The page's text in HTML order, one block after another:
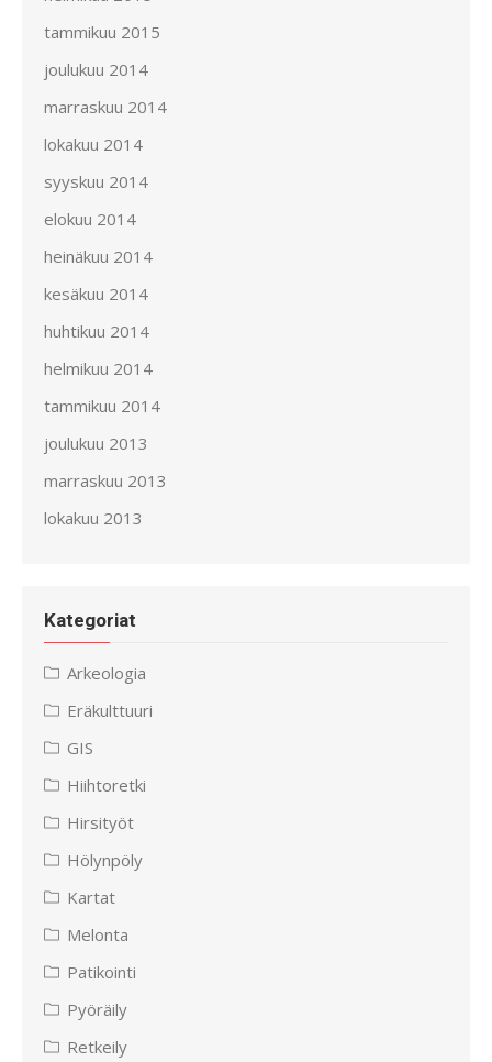
tammikuu 2015
joulukuu 2014
marraskuu 2014
lokakuu 2014
syyskuu 2014
elokuu 2014
heinäkuu 2014
kesäkuu 2014
huhtikuu 2014
helmikuu 2014
tammikuu 2014
joulukuu 2013
marraskuu 2013
lokakuu 2013
Kategoriat
Arkeologia
Eräkulttuuri
GIS
Hiihtoretki
Hirsityöt
Hölynpöly
Kartat
Melonta
Patikointi
Pyöräily
Retkeily